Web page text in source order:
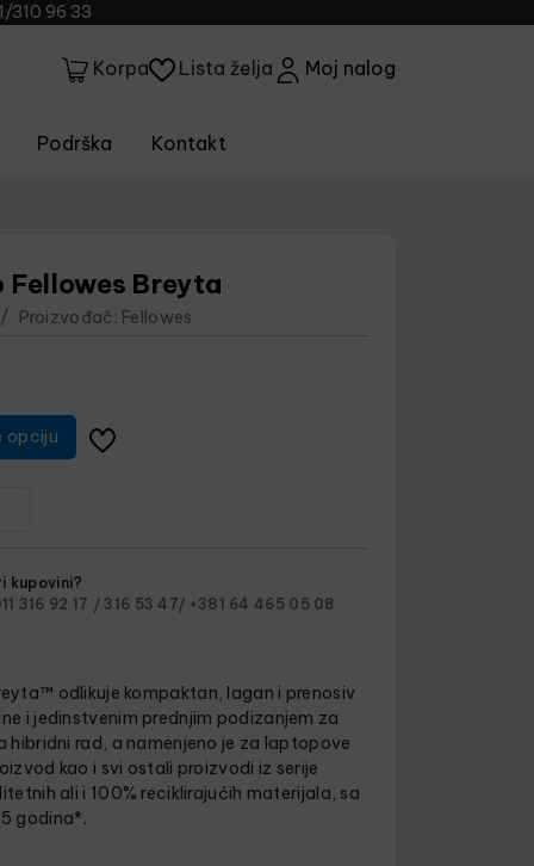
310 96 33
Moj nalog
Korpa Lista želja
Podrška Kontakt
Breyta
/ Proizvođač: Fellowes
opciju
kupovini?
316 92 17 / 316 53 47/ +381 64 465 05 08
odlikuje kompaktan, lagan i prenosiv
i jedinstvenim prednjim podizanjem za
hibridni rad, a namenjeno je za laptopove
kao i svi ostali proizvodi iz serije
ali i 100% reciklirajućih materijala, sa
godina*.